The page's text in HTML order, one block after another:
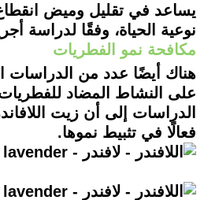
يساعد في تقليل وميض
نوعية الحياة، وفقًا لدراسة أجريت
مكافحة نمو الفطريات
هناك أيضًا عدد من الدراسات
على النشاط المضاد
الدراسات إلى أن زيت
فعالًا في تثبيط نموها.